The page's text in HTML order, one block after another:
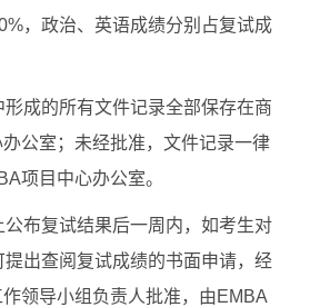
，政治、英语成绩分别占复试成
成的所有文件记录全部保存在商
公室；未经批准，文件记录一律
项目中心办公室。
布复试结果后一周内，如考生对
出查阅复试成绩的书面申请，经
领导小组负责人批准，由EMBA